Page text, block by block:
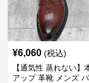
¥6,060 (税込)
【通気性 蒸れない】
アップ 革靴 メンズ